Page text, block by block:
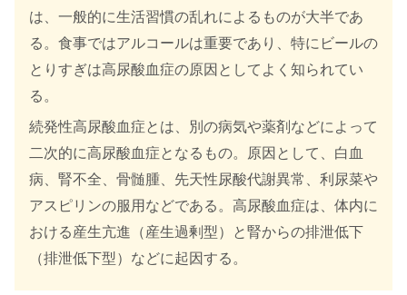
は、一般的に生活習慣の乱れによるものが大半であ
る。食事ではアルコールは重要であり、特にビールの
とりすぎは高尿酸血症の原因としてよく知られてい
る。
続発性高尿酸血症とは、別の病気や薬剤などによって
二次的に高尿酸血症となるもの。原因として、白血
病、腎不全、骨髄腫、先天性尿酸代謝異常、利尿菜や
アスピリンの服用などである。高尿酸血症は、体内に
おける産生亢進（産生過剰型）と腎からの排泄低下
（排泄低下型）などに起因する。